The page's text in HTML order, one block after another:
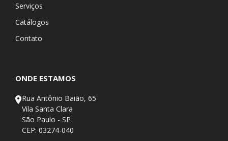
Serviços
Catálogos
Contato
ONDE ESTAMOS
Rua Antônio Baião, 65
Vila Santa Clara
São Paulo - SP
CEP: 03274-040